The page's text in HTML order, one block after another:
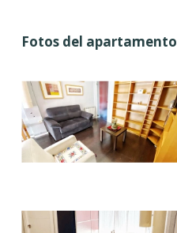
Fotos del apartamento